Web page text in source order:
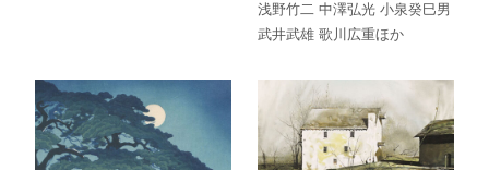
浅野竹二 中澤弘光 小泉癸巳男
武井武雄 歌川広重ほか